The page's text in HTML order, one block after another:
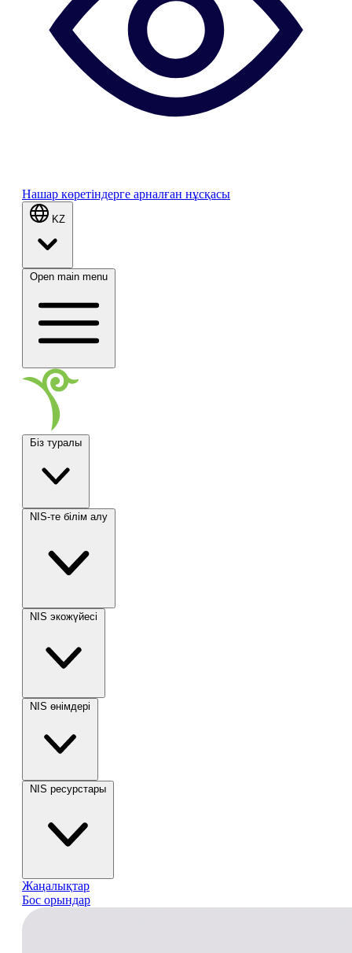
Нашар көретіндерге арналған нұсқасы
KZ
Open main menu
Біз туралы
NIS-те білім алу
NIS экожүйесі
NIS өнімдері
NIS ресурстары
Жаңалықтар
Бос орындар